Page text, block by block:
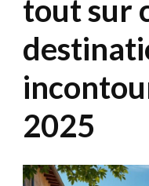
tout sur
2025